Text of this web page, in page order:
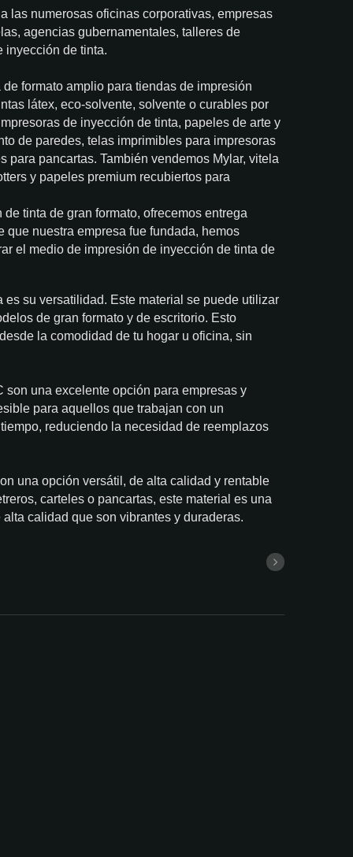
las numerosas oficinas corporativas, empresas
agencias gubernamentales, talleres de
inyección de tinta.
formato amplio para tiendas de impresión
látex, eco-solvente, solvente o curables por
de inyección de tinta, papeles de arte y
de paredes, telas imprimibles para impresoras
pancartas. También vendemos Mylar, vitela
y papeles premium recubiertos para
tinta de gran formato, ofrecemos entrega
nuestra empresa fue fundada, hemos
el medio de impresión de inyección de tinta de
su versatilidad. Este material se puede utilizar
de gran formato y de escritorio. Esto
la comodidad de tu hogar u oficina, sin
una excelente opción para empresas y
para aquellos que trabajan con un
reduciendo la necesidad de reemplazos
una opción versátil, de alta calidad y rentable
carteles o pancartas, este material es una
calidad que son vibrantes y duraderas.